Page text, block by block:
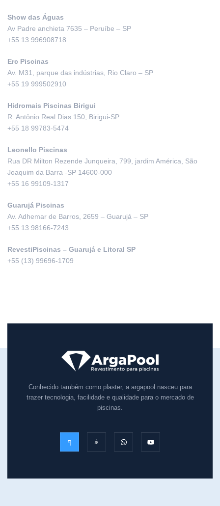
Show das Águas
Av Padre anchieta 7635 – Peruíbe – SP
+55 13 996908718
Erc Piscinas
Av. M31, parque das indústrias, Rio Claro – SP
+55 19 999502910
Hidromais Piscinas Birigui
R. Antônio Real Dias 150, Birigui-SP
+55 18 99783-5474
Leonello Piscinas
Rua DR Milton Rezende Junqueira, 799, jardim América, São
Joaquim da Barra -SP 14600-000
+55 16 99109-1317
Guarujá Piscinas
Av. Adhemar de Barros, 2659 – Guarujá – SP
+55 13 98166-7243
RevestiPiscinas – Guarujá e Litoral SP
+55 (13) 99696-1709
Conhecido também como plaster, a argapool nasceu para
trazer tecnologia, facilidade e qualidade para o mercado de
piscinas.